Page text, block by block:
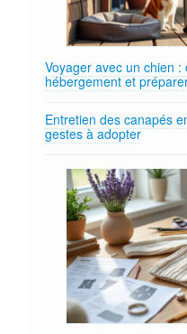
Voyager avec un chien
hébergement et
Entretien des canapés
gestes à adopter